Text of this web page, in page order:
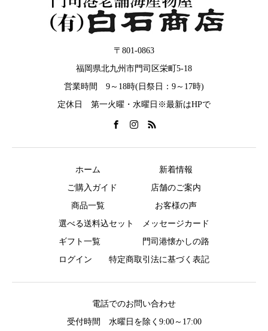
〒801-0863
福岡県北九州市門司区栄町5-18
営業時間 9～18時(日祭日：9～17時)
定休日 第一火曜・水曜日※最新はHPで
ホーム
新着情報
ご購入ガイド
店舗のご案内
商品一覧
お客様の声
選べる送料込セット
メッセージカード
ギフト一覧
門司港懐かしの路
ログイン
特定商取引法に基づく表記
電話でのお問い合わせ
受付時間 水曜日を除く9:00～17:00